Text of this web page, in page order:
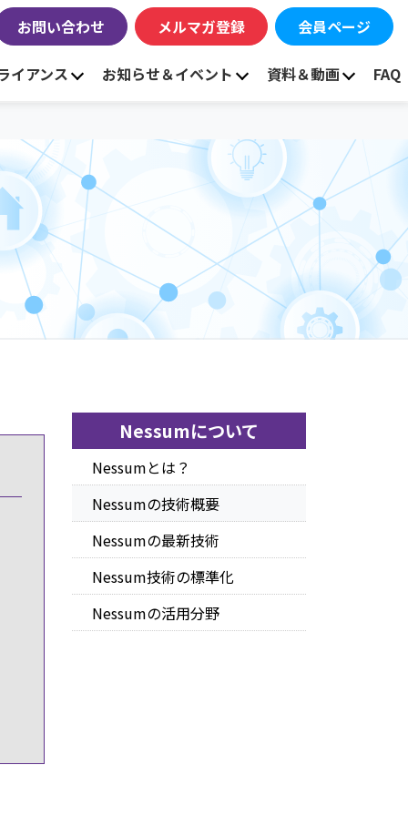
イアンス お知らせ＆イベント 資料＆動画 FAQ
お問い合わせ メルマガ登録 会員ページ
Nessumについて
Nessumとは？
Nessumの技術概要
Nessumの最新技術
Nessum技術の標準化
Nessumの活用分野